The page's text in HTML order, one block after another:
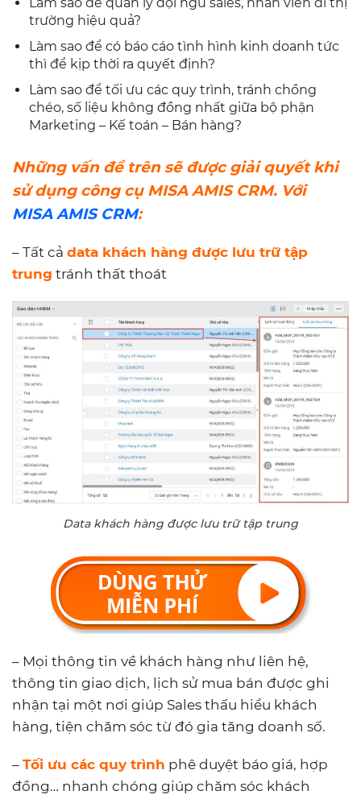
trường hiệu quả?
Làm sao để có báo cáo tình hình kinh doanh tức
thì để kịp thời ra quyết định?
Làm sao để tối ưu các quy trình, tránh chồng
chéo, số liệu không đồng nhất giữa bộ phận
Marketing – Kế toán – Bán hàng?
Những vấn đề trên sẽ được giải quyết khi
sử dụng công cụ MISA AMIS CRM. Với
MISA AMIS CRM:
– Tất cả data khách hàng được lưu trữ tập
trung tránh thất thoát
Data khách hàng được lưu trữ tập trung
– Mọi thông tin về khách hàng như liên hệ,
thông tin giao dịch, lịch sử mua bán được ghi
nhận tại một nơi giúp Sales thấu hiểu khách
hàng, tiện chăm sóc từ đó gia tăng doanh số.
– Tối ưu các quy trình phê duyệt báo giá, hợp
đồng… nhanh chóng giúp chăm sóc khách